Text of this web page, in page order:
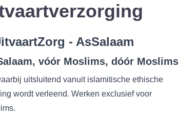
- AsSalaam
vóór Moslims, dóór Moslims
uitsluitend vanuit islamitische ethische
wordt verleend. Werken exclusief voor